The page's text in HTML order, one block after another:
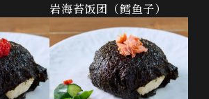
岩海苔饭团（鳕鱼子）